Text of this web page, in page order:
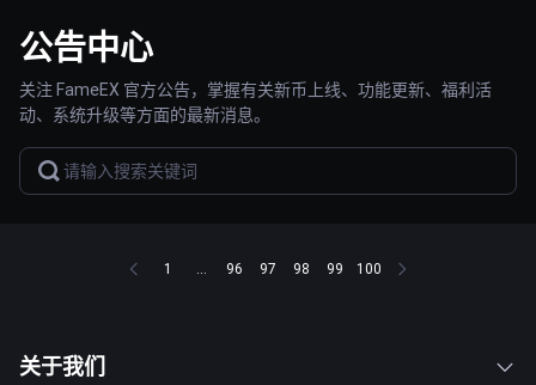
公告中心
关注 FameEX 官方公告，掌握有关新币上线、功能更新、福利活
动、系统升级等方面的最新消息。
1 ... 96 97 98 99 100
关于我们